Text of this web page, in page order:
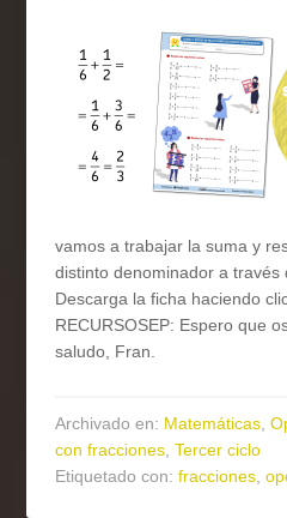
vamos a trabajar la suma y
distinto denominador a través
Descarga la ficha haciendo
RECURSOSEP: Espero que
saludo, Fran.
Archivado en: Matemáticas,
con fracciones,Tercer ciclo
Etiquetado con:fracciones,